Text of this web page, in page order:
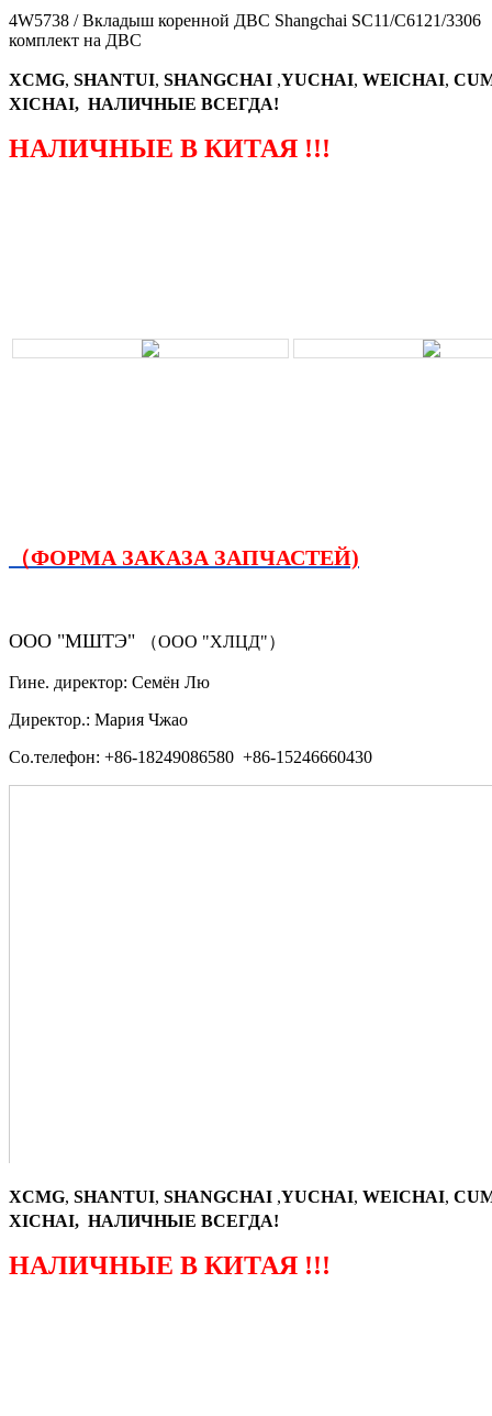
4W5738 / Вкладыш коренной ДВС Shangchai SC11/C6121/3306
комплект на ДВС
XCMG, SHANTUI, SHANGCHAI ,YUCHAI, WEICHAI,
XICHAI, НАЛИЧНЫЕ ВСЕГДА!
НАЛИЧНЫЕ В КИТАЯ !!!
（ФОРМА ЗАКАЗА ЗАПЧАСТЕЙ)
ООО "МШТЭ" （ООО "ХЛЦД"）
Гине. директор: Семён Лю
Директор.: Мария Чжао
Со.телефон: +86-18249086580 +86-15246660430
XCMG, SHANTUI, SHANGCHAI ,YUCHAI, WEICHAI,
XICHAI, НАЛИЧНЫЕ ВСЕГДА!
НАЛИЧНЫЕ В КИТАЯ !!!